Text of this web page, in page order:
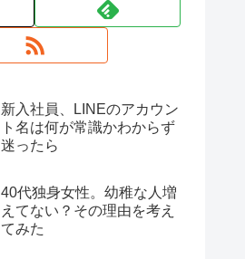
新入社員、LINEのアカウン
ト名は何が常識かわからず
迷ったら
40代独身女性。幼稚な人増
えてない？その理由を考え
てみた